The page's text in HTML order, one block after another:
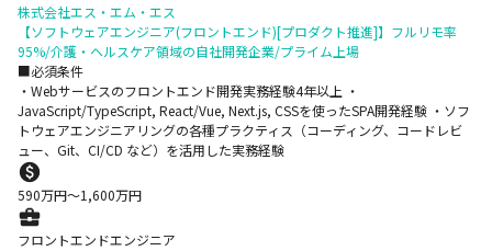
株式会社エス・エム・エス
【ソフトウェアエンジニア(フロントエンド)[プロダクト推進]】フルリモ率
95%/介護・ヘルスケア領域の自社開発企業/プライム上場
■必須条件
・Webサービスのフロントエンド開発実務経験4年以上 ・
JavaScript/TypeScript, React/Vue, Next.js, CSSを使ったSPA開発経験 ・ソフ
トウェアエンジニアリングの各種プラクティス（コーディング、コードレビ
ュー、Git、CI/CD など）を活用した実務経験
590万円〜1,600万円
フロントエンドエンジニア